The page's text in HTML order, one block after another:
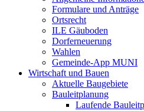
Formulare und Anträge
Ortsrecht
ILE Gäuboden
Dorferneuerung
Wahlen
Gemeinde-App MUNI
Wirtschaft und Bauen
Aktuelle Baugebiete
Bauleitplanung
Laufende